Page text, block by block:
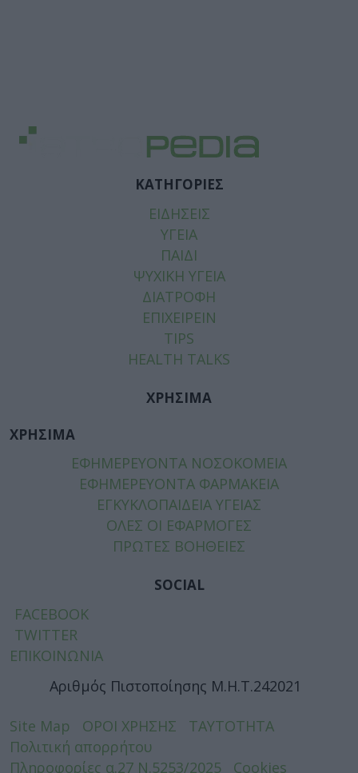
ΚΑΤΗΓΟΡΙΕΣ
ΕΙΔΗΣΕΙΣ
ΥΓΕΙΑ
ΠΑΙΔΙ
ΨΥΧΙΚΗ ΥΓΕΙΑ
ΔΙΑΤΡΟΦΗ
ΕΠΙΧΕΙΡΕΙΝ
TIPS
HEALTH TALKS
ΧΡΗΣΙΜΑ
ΧΡΗΣΙΜΑ
ΕΦΗΜΕΡΕΥΟΝΤΑ ΝΟΣΟΚΟΜΕΙΑ
ΕΦΗΜΕΡΕΥΟΝΤΑ ΦΑΡΜΑΚΕΙΑ
ΕΓΚΥΚΛΟΠΑΙΔΕΙΑ ΥΓΕΙΑΣ
ΟΛΕΣ ΟΙ ΕΦΑΡΜΟΓΕΣ
ΠΡΩΤΕΣ ΒΟΗΘΕΙΕΣ
SOCIAL
FACEBOOK
TWITTER
ΕΠΙΚΟΙΝΩΝΙΑ
Αριθμός Πιστοποίησης Μ.Η.Τ.242021
Site Map ΟΡΟΙ ΧΡΗΣΗΣ
ΤΑΥΤΟΤΗΤΑ
Πολιτική απορρήτου
Πληροφορίες α.27 Ν.5253/2025
Cookies